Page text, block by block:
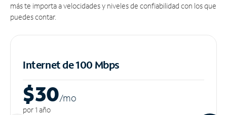
más te importa a velocidades y niveles de confiabilidad con los que
puedes contar.
Internet de 100 Mbps
$30/mo
por 1 año